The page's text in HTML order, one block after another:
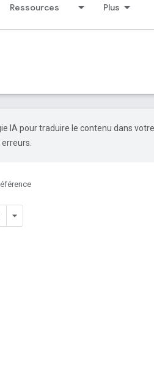
Ressources Plus
IA pour traduire le contenu dans